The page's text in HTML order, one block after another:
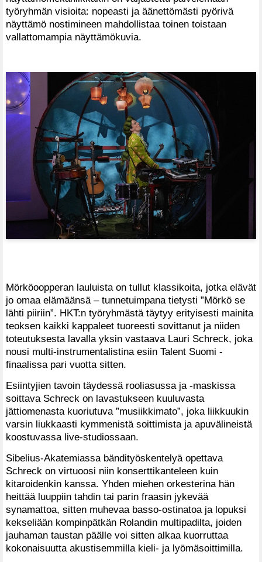
työryhmän visioita: nopeasti ja äänettömästi pyörivä
näyttämö nostimineen mahdollistaa toinen toistaan
vallattomampia näyttämökuvia.
Mörköoopperan lauluista on tullut klassikoita, jotka elävät
jo omaa elämäänsä – tunnetuimpana tietysti ”Mörkö se
lähti piiriin”. HKT:n työryhmästä täytyy erityisesti mainita
teoksen kaikki kappaleet tuoreesti sovittanut ja niiden
toteutuksesta lavalla yksin vastaava Lauri Schreck, joka
nousi multi-instrumentalistina esiin Talent Suomi -
finaalissa pari vuotta sitten.
Esiintyjien tavoin täydessä rooliasussa ja -maskissa
soittava Schreck on lavastukseen kuuluvasta
jättiomenasta kuoriutuva ”musiikkimato”, joka liikkuukin
varsin liukkaasti kymmenistä soittimista ja apuvälineistä
koostuvassa live-studiossaan.
Sibelius-Akatemiassa bändityöskentelyä opettava
Schreck on virtuoosi niin konserttikanteleen kuin
kitaroidenkin kanssa. Yhden miehen orkesterina hän
heittää luuppiin tahdin tai parin fraasin jykevää
synamattoa, sitten muhevaa basso-ostinatoa ja lopuksi
kekseliään kompinpätkän Rolandin multipadilta, joiden
jauhaman taustan päälle voi sitten alkaa kuorruttaa
kokonaisuutta akustisemmilla kieli- ja lyömäsoittimilla.